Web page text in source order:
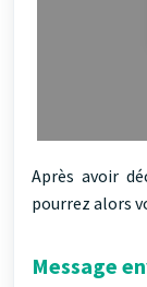
Après avoir
pourrez alors
Message